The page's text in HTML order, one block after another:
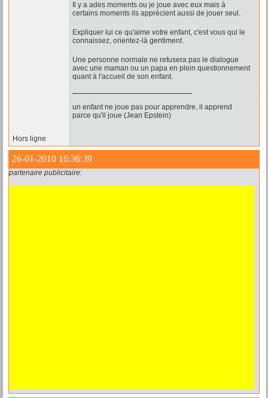
Il y a ades moments ou je joue avec eux mais à
certains moments ils apprécient aussi de jouer seul.
Expliquer lui ce qu'aime votre enfant, c'est vous qui le
connaissez, orientez-là gentiment.
Une personne normale ne refusera pas le dialogue
avec une maman ou un papa en plein questionnement
quant à l'accueil de son enfant.
un enfant ne joue pas pour apprendre, il apprend
parce qu'il joue (Jean Epstein)
Hors ligne
26-01-2010 16:36:39
partenaire publicitaire: